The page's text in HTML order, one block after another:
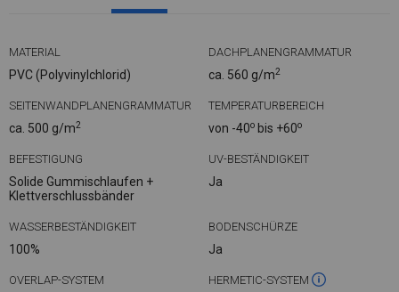
MATERIAL
PVC (Polyvinylchlorid)
DACHPLANENGRAMMATUR
ca. 560 g/m2
SEITENWANDPLANENGRAMMATUR
ca. 500 g/m2
TEMPERATURBEREICH
von -40o bis +60o
BEFESTIGUNG
Solide Gummischlaufen +
Klettverschlussbänder
UV-BESTÄNDIGKEIT
Ja
WASSERBESTÄNDIGKEIT
100%
BODENSCHÜRZE
Ja
OVERLAP-SYSTEM HERMETIC-SYSTEM